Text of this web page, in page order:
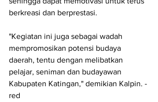
berkreasi dan berprestasi.
"Kegiatan ini juga sebagai wadah
mempromosikan potensi budaya
daerah, tentu dengan melibatkan
pelajar, seniman dan budayawan
Kabupaten Katingan," demikian Kalpin. -
red